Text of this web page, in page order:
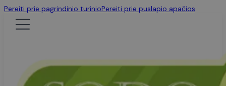
Pereiti prie pagrindinio turinioPereiti prie puslapio apačios